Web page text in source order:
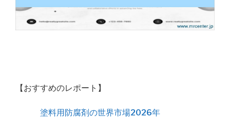
【おすすめのレポート】
塗料用防腐剤の世界市場2026年